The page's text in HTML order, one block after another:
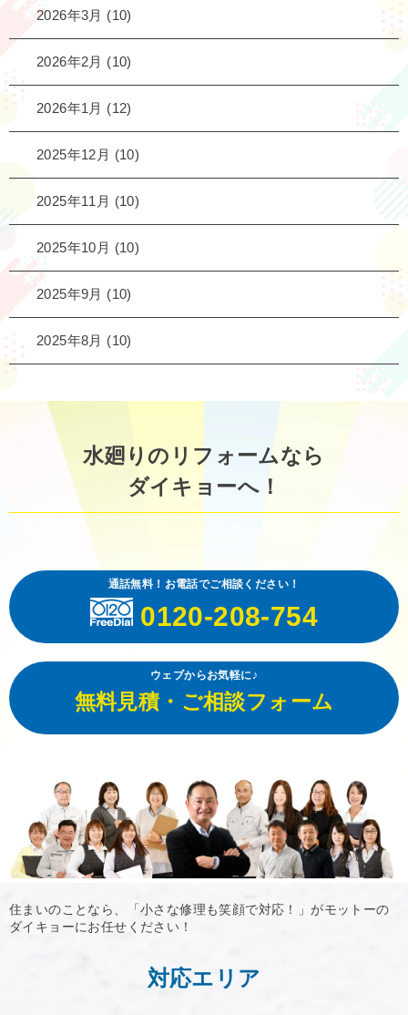
2026年3月 (10)
2026年2月 (10)
2026年1月 (12)
2025年12月 (10)
2025年11月 (10)
2025年10月 (10)
2025年9月 (10)
2025年8月 (10)
水廻りのリフォームなら
ダイキョーへ！
通話無料！お電話でご相談ください！
0120-208-754
ウェブからお気軽に♪
無料見積・ご相談フォーム
住まいのことなら、「小さな修理も笑顔で対応！」がモットーの
ダイキョーにお任せください！
対応エリア